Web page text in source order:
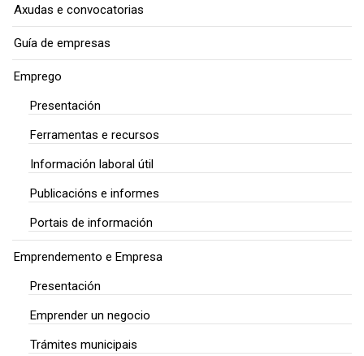
Axudas e convocatorias
Guía de empresas
Emprego
Presentación
Ferramentas e recursos
Información laboral útil
Publicacións e informes
Portais de información
Emprendemento e Empresa
Presentación
Emprender un negocio
Trámites municipais